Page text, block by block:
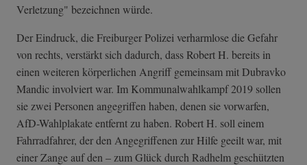
Verletzung" bezeichnen würde.
Der Eindruck, die Freiburger Polizei verharmlose die Gefahr
von rechts, verstärkt sich dadurch, dass Robert H. bereits in
einen weiteren körperlichen Angriff gemeinsam mit Dubravko
Mandic involviert war. Im Kommunalwahlkampf 2019 sollen
sie zwei Personen angegriffen haben, denen sie vorwarfen,
AfD-Wahlplakate entfernt zu haben. Robert H. soll einem
Fahrradfahrer, der den Angegriffenen zur Hilfe geeilt war, mit
einer Zange auf den – zum Glück durch Radhelm geschützten